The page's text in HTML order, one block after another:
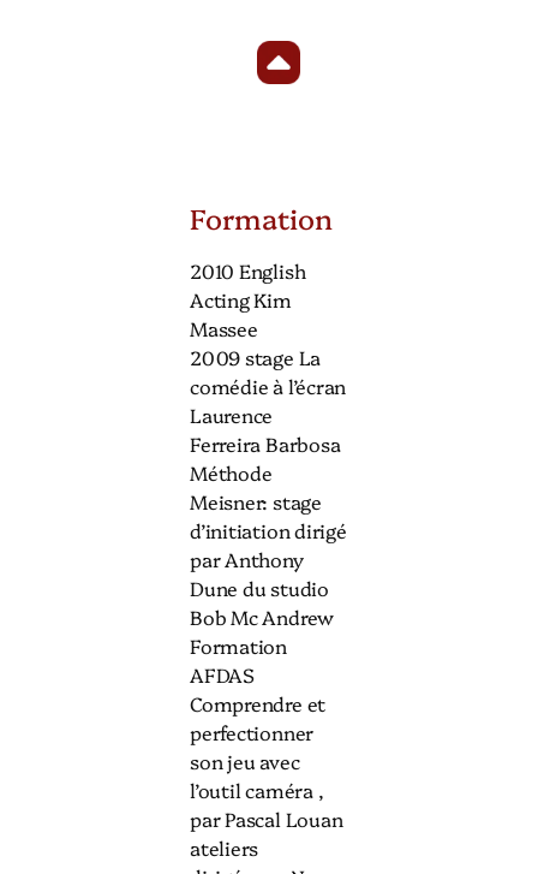
Formation
2010 English
Acting Kim
Massee
2009 stage La
comédie à l’écran
Laurence
Ferreira Barbosa
Méthode
Meisner: stage
d’initiation dirigé
par Anthony
Dune du studio
Bob Mc Andrew
Formation
AFDAS
Comprendre et
perfectionner
son jeu avec
l’outil caméra ,
par Pascal Louan
ateliers